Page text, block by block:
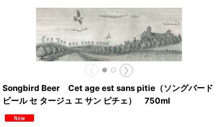
Songbird Beer Cet age est sans pitie（ソングバード
ビール セ タージュ エ サン ピチェ） 750ml